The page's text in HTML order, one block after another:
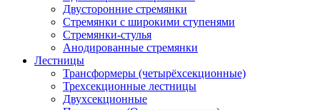
Двусторонние стремянки
Стремянки с широкими ступенями
Стремянки-стулья
Анодированные стремянки
Лестницы
Трансформеры (четырёхсекционные)
Трехсекционные лестницы
Двухсекционные